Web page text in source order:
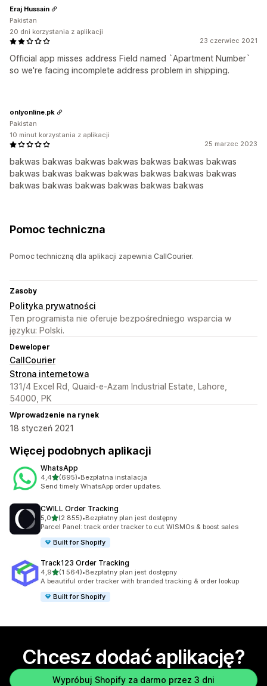
23 czerwiec 2021
Official app misses address Field named `Apartment Number`
so we're facing incomplete address problem in shipping.
Eraj Hussain
Pakistan
20 dni korzystania z aplikacji
25 marzec 2023
bakwas bakwas bakwas bakwas bakwas bakwas bakwas
bakwas bakwas bakwas bakwas bakwas bakwas bakwas
bakwas bakwas bakwas bakwas bakwas bakwas
onlyonline.pk
Pakistan
10 minut korzystania z aplikacji
Pomoc techniczna
Pomoc techniczną dla aplikacji zapewnia CallCourier.
Zasoby
Polityka prywatności
Ten programista nie oferuje bezpośredniego wsparcia w
języku: Polski.
Deweloper
CallCourier
Strona internetowa
131/4 Excel Rd, Quaid-e-Azam Industrial Estate, Lahore,
54000, PK
Wprowadzenie na rynek
18 styczeń 2021
Więcej podobnych aplikacji
WhatsApp
4,4na 5 gwiazdek
(695)
Łączna liczba recenzji: 695
•Bezpłatna instalacja
Send timely WhatsApp order updates.
CWILL Order Tracking
5,0na 5 gwiazdek
(2 855)
Łączna liczba recenzji: 2855
•Bezpłatny plan jest dostępny
Parcel Panel: track order tracker to cut WISMOs & boost sales
Built for Shopify
Track123 Order Tracking
4,9na 5 gwiazdek
(1 564)
Łączna liczba recenzji: 1564
•Bezpłatny plan jest dostępny
A beautiful order tracker with branded tracking & order lookup
Built for Shopify
Chcesz dodać aplikację?
Wypróbuj Shopify za darmo przez 3 dni